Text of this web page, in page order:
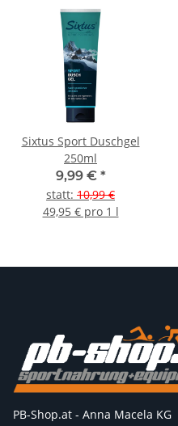
Sixtus Sport Duschgel
250ml
9,99 € *
statt: 10,99 €
49,95 € pro 1 l
PB-Shop.at - Anna Macela KG